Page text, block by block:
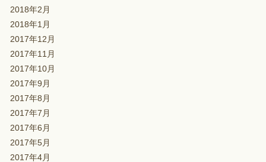
2018年2月
2018年1月
2017年12月
2017年11月
2017年10月
2017年9月
2017年8月
2017年7月
2017年6月
2017年5月
2017年4月